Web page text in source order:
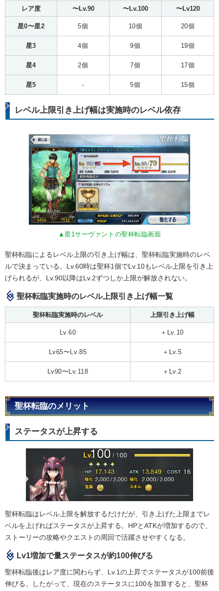
レア度 〜Lv.90 〜Lv.100 〜Lv120
星0〜星2 5個 10個 20個
星3 4個 9個 19個
星4 2個 7個 17個
星5 - 5個 15個
レベル上限引き上げ幅は実施時のレベル依存
▲星1サーヴァントの聖杯転臨画面
聖杯転臨によるレベル上限の引き上げ幅は、聖杯転臨実施時のレベ
ルで決まっている。Lv.60時は聖杯1個でLv.10もレベル上限を引き上
げられるが、Lv.90以降はLv.2ずつしか上限が解放されない。
聖杯転臨実施時のレベル上限引き上げ幅一覧
聖杯転臨実施時のレベル 上限引き上げ幅
Lv.60 ＋Lv.10
Lv65〜Lv.85 ＋Lv.5
Lv90〜Lv.118 ＋Lv.2
聖杯転臨のメリット
ステータスが上昇する
聖杯転臨はレベル上限を解放するだけだが、引き上げた上限までレ
ベルを上げればステータスが上昇する。HPとATKが増加するので、
ストーリーの攻略やクエストの周回で活躍させやすくなる。
Lv1増加で量ステータスが約100伸びる
聖杯転臨後はレア度に関わらず、Lv.1の上昇でステータスが100前後
伸びる。したがって、現在のステータスに100を加算すると、聖杯